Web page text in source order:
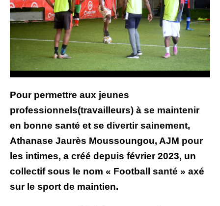
Pour permettre aux jeunes
professionnels(travailleurs) à se maintenir
en bonne santé et se divertir sainement,
Athanase Jaurès Moussoungou, AJM pour
les intimes, a créé depuis février 2023, un
collectif sous le nom « Football santé » axé
sur le sport de maintien.